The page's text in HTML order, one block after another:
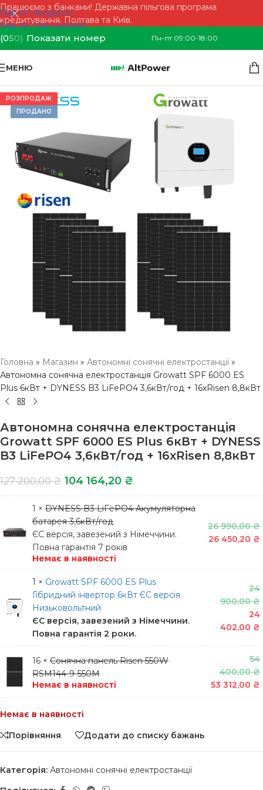
Skip to navigation
Skip to main content
Працюємо з банками! Державна пільгова програма
кредитування. Полтава та Київ.
(050) Показати номер Пн-пт 09:00-18:00
МЕНЮ
РОЗПРОДАЖ
ПРОДАНО
Головна » Магазин » Автономні сонячні електростанції»
Автономна сонячна електростанція Growatt SPF 6000 ES
Plus 6кВт + DYNESS B3 LiFePO4 3,6кВт/год + 16хRisen 8,8кВт
Автономна сонячна електростанція
Growatt SPF 6000 ES Plus 6кВт + DYNESS
B3 LiFePO4 3,6кВт/год + 16хRisen 8,8кВт
127 200,00₴ 104 164,20 ₴
1 × DYNESS B3 LiFePO4 Акумуляторна
батарея 3,6кВт/год
ЄС версія, завезений з Німеччини.
Повна гарантія 7 років
Немає в наявності
26 990,00₴
26 450,20 ₴
1 × Growatt SPF 6000 ES Plus
Гібридний інвертор 6кВт ЄС версія
Низьковольтний
ЄС версія, завезений з Німеччини.
Повна гарантія 2 роки.
24
900,00₴
24
402,00 ₴
16 × Сонячна панель Risen 550W
RSM144-9-550M
Немає в наявності
54
400,00₴
53 312,00 ₴
Немає в наявності
Порівняння
Додати до списку бажань
Категорія: Автономні сонячні електростанції